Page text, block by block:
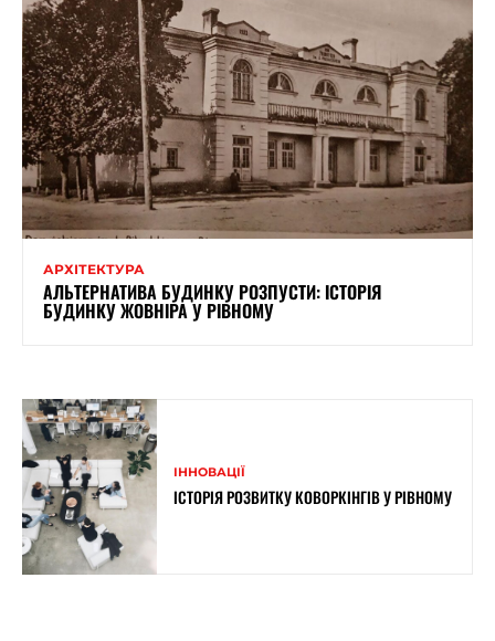
АРХІТЕКТУРА
АЛЬТЕРНАТИВА БУДИНКУ РОЗПУСТИ: ІСТОРІЯ
БУДИНКУ ЖОВНІРА У РІВНОМУ
ІННОВАЦІЇ
ІСТОРІЯ РОЗВИТКУ КОВОРКІНГІВ У РІВНОМУ